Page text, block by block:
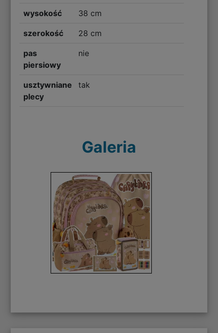
wysokość 38 cm
szerokość 28 cm
pas
piersiowy
nie
usztywniane
plecy
tak
Galeria